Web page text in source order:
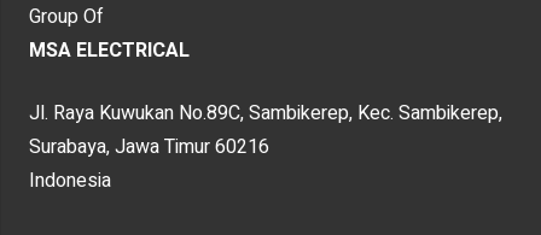
Group Of
MSA ELECTRICAL
Jl. Raya Kuwukan No.89C, Sambikerep, Kec. Sambikerep,
Surabaya, Jawa Timur 60216
Indonesia